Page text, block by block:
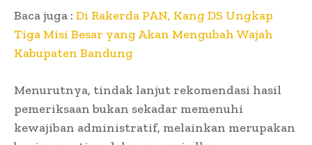
Baca juga : Di Rakerda PAN, Kang DS Ungkap
Tiga Misi Besar yang Akan Mengubah Wajah
Kabupaten Bandung
Menurutnya, tindak lanjut rekomendasi hasil
pemeriksaan bukan sekadar memenuhi
kewajiban administratif, melainkan merupakan